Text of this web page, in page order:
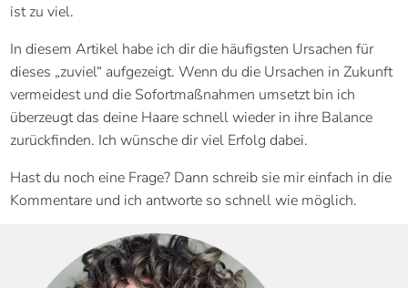
ist zu viel.
In diesem Artikel habe ich dir die häufigsten Ursachen für
dieses „zuviel“ aufgezeigt. Wenn du die Ursachen in Zukunft
vermeidest und die Sofortmaßnahmen umsetzt bin ich
überzeugt das deine Haare schnell wieder in ihre Balance
zurückfinden. Ich wünsche dir viel Erfolg dabei.
Hast du noch eine Frage? Dann schreib sie mir einfach in die
Kommentare und ich antworte so schnell wie möglich.